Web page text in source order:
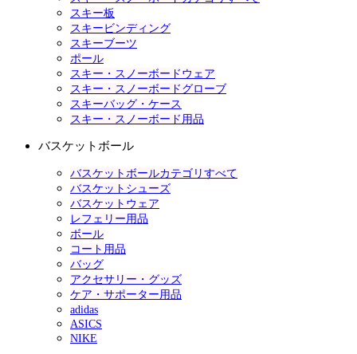
スキー板
スキービンディング
スキーブーツ
ポール
スキー・スノーボードウェア
スキー・スノーボードグローブ
スキーバッグ・ケース
スキー・スノーボード用品
バスケットボール
バスケットボールカテゴリすべて
バスケットシューズ
バスケットウェア
レフェリー用品
ボール
コート用品
バッグ
アクセサリー・グッズ
ケア・サポーター用品
adidas
ASICS
NIKE